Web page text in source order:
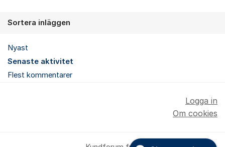
Sortera inläggen
Nyast
Senaste aktivitet
Flest kommentarer
Logga in
Om cookies